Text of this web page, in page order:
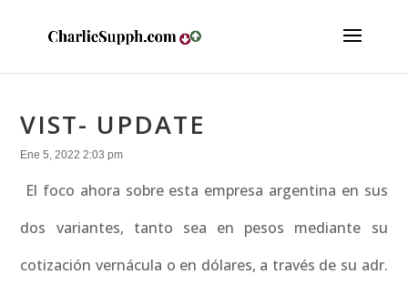
VIST- UPDATE
Ene 5, 2022 2:03 pm
El foco ahora sobre esta empresa argentina en sus
dos variantes, tanto sea en pesos mediante su
cotización vernácula o en dólares, a través de su adr.